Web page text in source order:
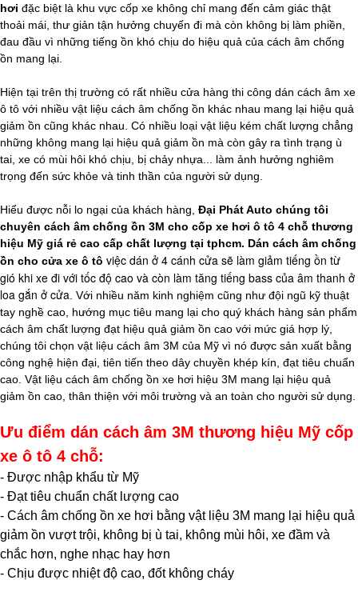
hơi đặc biệt là khu vực cốp xe không chỉ mang đến cảm giác thật
thoải mái, thư giản tận hưởng chuyến đi mà còn không bị làm phiền,
đau đầu vì những tiếng ồn khó chịu do hiệu quả của cách âm chống
ồn mang lại.
Hiện tại trên thị trường có rất nhiều cửa hàng thi công dán cách âm xe
ô tô với nhiều vật liệu cách âm chống ồn khác nhau mang lại hiệu quả
giảm ồn cũng khác nhau. Có nhiều loại vật liệu kém chất lượng chẳng
những không mang lại hiệu quả giảm ồn mà còn gây ra tình trạng ù
tai, xe có mùi hôi khó chịu, bị chảy nhựa... làm ảnh hưởng nghiêm
trọng đến sức khỏe và tinh thần của người sử dụng.
Hiểu được nỗi lo ngại của khách hàng, Đại Phát Auto chúng tôi
chuyên cách âm chống ồn 3M cho cốp xe hơi ô tô 4 chỗ thương
hiệu Mỹ giá rẻ cao cấp chất lượng tại tphcm. Dán cách âm chống
ồn cho cửa xe ô tô việc dán ở 4 cánh cửa sẽ làm giảm tiếng ồn từ
gió khi xe đi với tốc độ cao và còn làm tăng tiếng bass của âm thanh ở
loa gắn ở cửa . Với nhiều năm kinh nghiệm cũng như đội ngũ kỹ thuật
tay nghề cao, hướng mục tiêu mang lại cho quý khách hàng sản phẩm
cách âm chất lượng đạt hiệu quả giảm ồn cao với mức giá hợp lý,
chúng tôi chọn vật liệu cách âm 3M của Mỹ vì nó được sản xuất bằng
công nghệ hiện đại, tiên tiến theo dây chuyền khép kín, đạt tiêu chuẩn
cao. Vật liệu cách âm chống ồn xe hơi hiệu 3M mang lại hiệu quả
giảm ồn cao, thân thiện với môi trường và an toàn cho người sử dụng.
Ưu điểm dán cách âm 3M thương hiệu Mỹ cốp
xe ô tô 4 chỗ:
- Được nhập khẩu từ Mỹ
- Đạt tiêu chuẩn chất lượng cao
- Cách âm chống ồn xe hơi bằng vật liệu 3M mang lại hiệu quả
giảm ồn vượt trội, không bị ù tai, không mùi hôi, xe đầm và
chắc hơn, nghe nhạc hay hơn
- Chịu được nhiệt độ cao, đốt không cháy